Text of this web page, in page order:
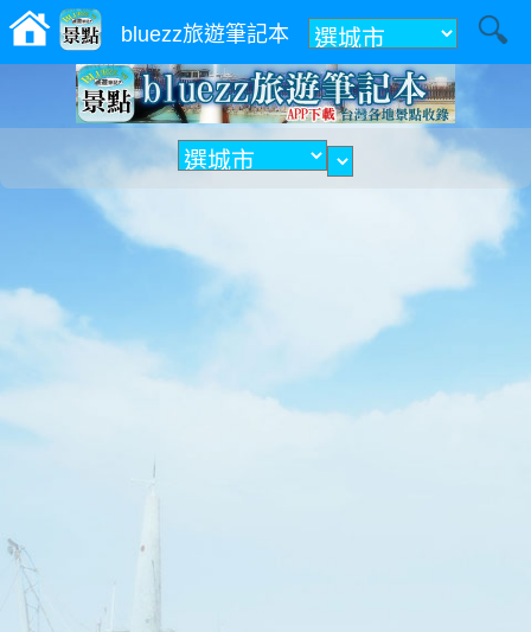
bluezz旅遊筆記本 附近